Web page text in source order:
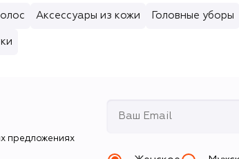
Аксессуары из кожи Головные уборы
предложениях